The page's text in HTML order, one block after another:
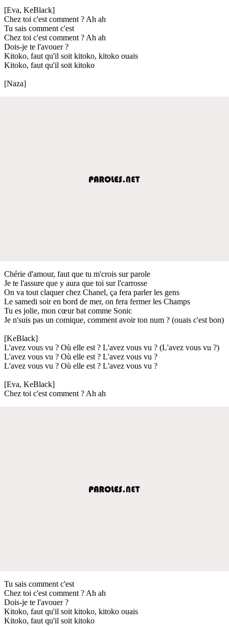
[Eva, KeBlack]
Chez toi c'est comment ? Ah ah
Tu sais comment c'est
Chez toi c'est comment ? Ah ah
Dois-je te l'avouer ?
Kitoko, faut qu'il soit kitoko, kitoko ouais
Kitoko, faut qu'il soit kitoko
[Naza]
Chérie d'amour, faut que tu m'crois sur parole
Je te l'assure que y aura que toi sur l'carrosse
On va tout claquer chez Chanel, ça fera parler les gens
Le samedi soir en bord de mer, on fera fermer les Champs
Tu es jolie, mon cœur bat comme Sonic
Je n'suis pas un comique, comment avoir ton num ? (ouais c'est bon)
[KeBlack]
L'avez vous vu ? Où elle est ? L'avez vous vu ? (L'avez vous vu ?)
L'avez vous vu ? Où elle est ? L'avez vous vu ?
L'avez vous vu ? Où elle est ? L'avez vous vu ?
[Eva, KeBlack]
Chez toi c'est comment ? Ah ah
Tu sais comment c'est
Chez toi c'est comment ? Ah ah
Dois-je te l'avouer ?
Kitoko, faut qu'il soit kitoko, kitoko ouais
Kitoko, faut qu'il soit kitoko